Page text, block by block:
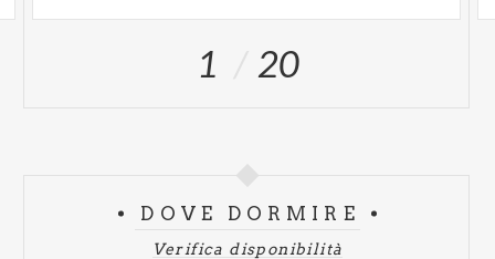
1 20
DOVE DORMIRE
Verifica disponibilità